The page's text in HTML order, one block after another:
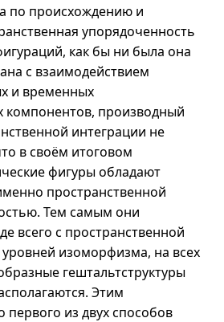
по происхождению и
упорядоченность
как бы ни была она
с взаимодействием
и временных
производный
интеграции не
в своём итоговом
фигуры обладают
пространственной
Тем самым они
всего с пространственной
изоморфизма, на всех
гештальтструктуры
Этим
первого из двух способов